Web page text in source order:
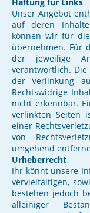
Unser Angebot
auf deren
können wir für
übernehmen. Für
der jeweilige
verantwortlich.
der Verlinkung
Rechtswidrige
nicht erkennbar.
verlinkten Seiten
einer
von
umgehend
Urheberrecht
Ihr könnt unsere
vervielfältigen,
bestehen jedoch
alleiniger